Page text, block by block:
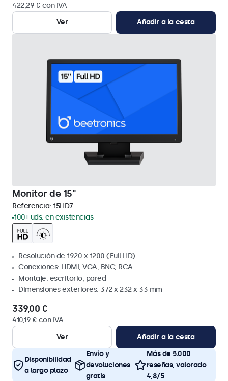
422,29 € con IVA
Ver
Añadir a la cesta
Monitor de 15"
Referencia: 15HD7
100+ uds. en existencias
Resolución de 1920 x 1200 (Full HD)
Conexiones: HDMI, VGA, BNC, RCA
Montaje: escritorio, pared
Dimensiones exteriores: 372 x 232 x 33 mm
339,00 €
410,19 € con IVA
Ver
Añadir a la cesta
Disponibilidad
a largo plazo
Envío y
devoluciones
gratis
Más de 5.000
reseñas, valorado
4,8/5